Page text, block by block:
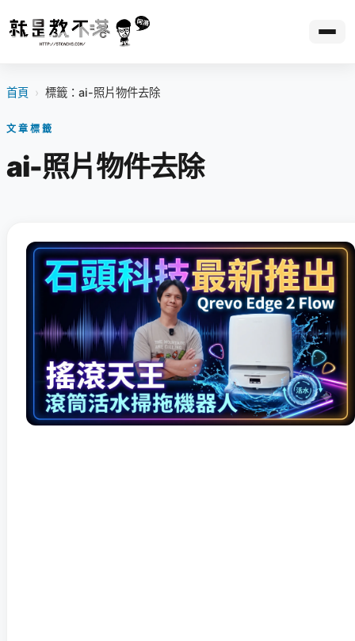
首頁 › 標籤：ai-照片物件去除
文章標籤
ai-照片物件去除